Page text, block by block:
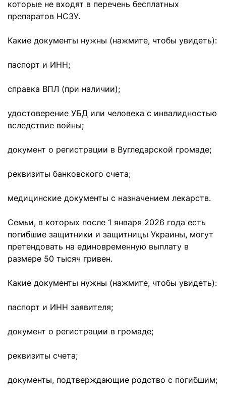
которые не входят в перечень бесплатных
препаратов НСЗУ.
Какие документы нужны (нажмите, чтобы увидеть):
паспорт и ИНН;
справка ВПЛ (при наличии);
удостоверение УБД или человека с инвалидностью
вследствие войны;
документ о регистрации в Вугледарской громаде;
реквизиты банковского счета;
медицинские документы с назначением лекарств.
Семьи, в которых после 1 января 2026 года есть
погибшие защитники и защитницы Украины, могут
претендовать на единовременную выплату в
размере 50 тысяч гривен.
Какие документы нужны (нажмите, чтобы увидеть):
паспорт и ИНН заявителя;
документ о регистрации в громаде;
реквизиты счета;
документы, подтверждающие родство с погибшим;